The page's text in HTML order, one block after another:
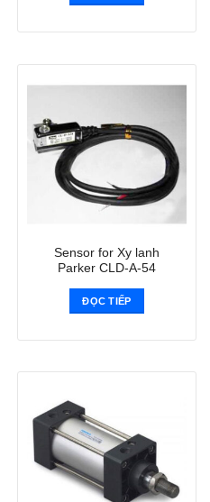
Sensor for Xy lanh
Parker CLD-A-54
ĐỌC TIẾP